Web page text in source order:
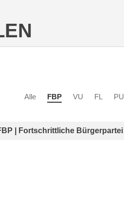
Alle FBP VU FL PU
| Fortschrittliche Bürgerpartei